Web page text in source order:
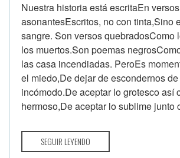
Nuestra historia está escritaEn versos
asonantesEscritos, no con tinta,Sino
sangre. Son versos quebradosComo
los muertos.Son poemas
las casa incendiadas. PeroEs
el miedo,De dejar de escondernos
incómodo.De aceptar lo grotesco así
hermoso,De aceptar lo sublime junto
SEGUIR LEYENDO